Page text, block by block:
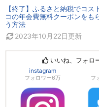
【終了】ふるさと納税でコス
コの年会費無料クーポンをも
う方法
2023年10月22日更新
いいね、フォロ
instagram
フォロワー6万 フ